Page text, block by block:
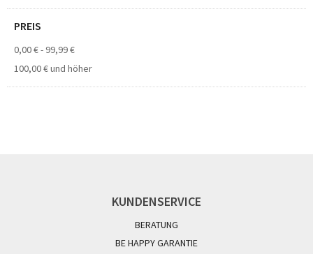
PREIS
0,00 €- 99,99 €
100,00 €und höher
KUNDENSERVICE
BERATUNG
BE HAPPY GARANTIE